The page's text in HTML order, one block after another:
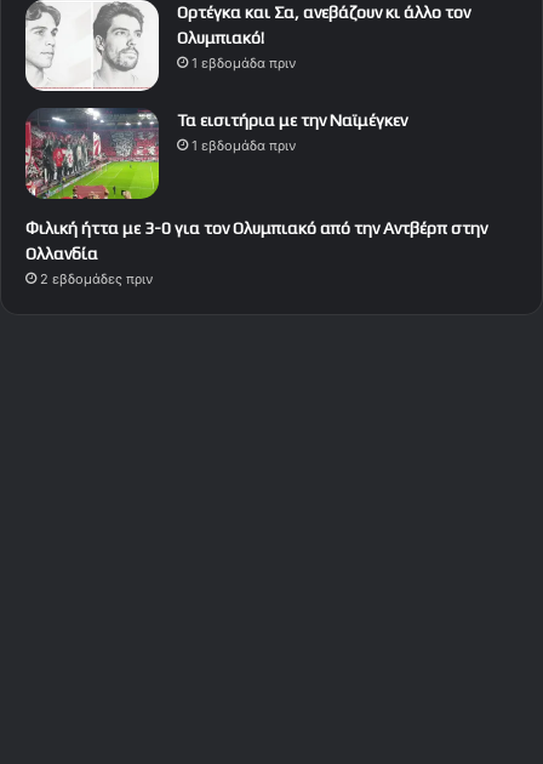
Ορτέγκα και Σα, ανεβάζουν κι άλλο τον
Ολυμπιακό!
1 εβδομάδα πριν
Τα εισιτήρια με την Ναϊμέγκεν
1 εβδομάδα πριν
Φιλική ήττα με 3-0 για τον Ολυμπιακό από την Αντβέρπ στην
Ολλανδία
2 εβδομάδες πριν